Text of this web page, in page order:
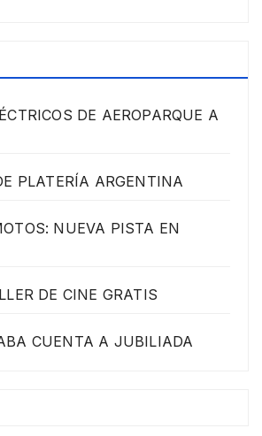
DE AEROPARQUE A
PLATERÍA ARGENTINA
NUEVA PISTA EN
DE CINE GRATIS
CUENTA A JUBILIADA